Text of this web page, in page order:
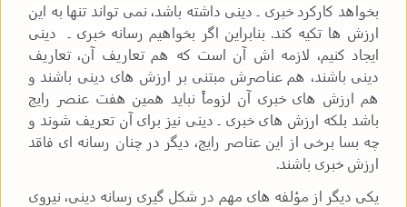
بخواهد کارکرد خبری ـ دینی داشته باشد، نمی تواند تنها به این
ارزش ها تکیه کند. بنابراین اگر بخواهیم رسانه خبری ـ دینی
ایجاد کنیم، لازمه اش آن است که هم تعاریف آن، تعاریف
دینی باشند، هم عناصرش مبتنی بر ارزش های دینی باشند و
هم ارزش های خبری آن لزوماً نباید همین هفت عنصر رایج
باشد بلکه ارزش های خبری ـ دینی نیز برای آن تعریف شوند و
چه بسا برخی از این عناصر رایج، دیگر در چنان رسانه ای فاقد
ارزش خبری باشند.
یکی دیگر از مؤلفه های مهم در شکل گیری رسانه دینی، نیروی